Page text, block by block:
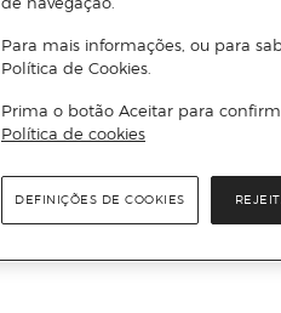
Para mais informações, ou para
Política de Cookies.
Prima o botão Aceitar para
Política de cookies
DEFINIÇÕES DE COOKIES